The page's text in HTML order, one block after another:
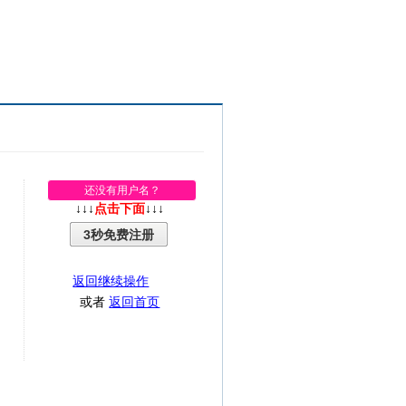
还没有用户名？
↓↓↓ 点击下面 ↓↓↓
3秒免费注册
返回继续操作
或者返回首页